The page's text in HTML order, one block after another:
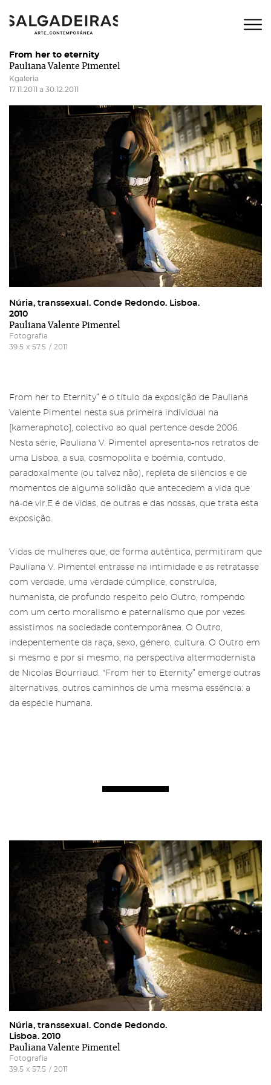
From her to eternity
Pauliana Valente Pimentel
Kgaleria
17.11.2011 a 30.12.2011
Núria, transsexual. Conde Redondo. Lisboa.
2010
Pauliana Valente Pimentel
Fotografia
39.5 x 57.5 / 2011
From her to Eternity” é o título da exposição de Pauliana
Valente Pimentel nesta sua primeira individual na
[kameraphoto], colectivo ao qual pertence desde 2006.
Nesta série, Pauliana V. Pimentel apresenta-nos retratos de
uma Lisboa, a sua, cosmopolita e boémia, contudo,
paradoxalmente (ou talvez não), repleta de silêncios e de
momentos de alguma solidão que antecedem a vida que
há-de vir.E é de vidas, de outras e das nossas, que trata esta
exposição.
Vidas de mulheres que, de forma autêntica, permitiram que
Pauliana V. Pimentel entrasse na intimidade e as retratasse
com verdade, uma verdade cúmplice, construída,
humanista, de profundo respeito pelo Outro, rompendo
com um certo moralismo e paternalismo que por vezes
assistimos na sociedade contemporânea. O Outro,
indepentemente da raça, sexo, género, cultura. O Outro em
si mesmo e por si mesmo, na perspectiva altermodernista
de Nicolas Bourriaud. “From her to Eternity” emerge outras
alternativas, outros caminhos de uma mesma essência: a
da espécie humana.
Núria, transsexual. Conde Redondo.
Lisboa. 2010
Pauliana Valente Pimentel
Fotografia
39.5 x 57.5 / 2011